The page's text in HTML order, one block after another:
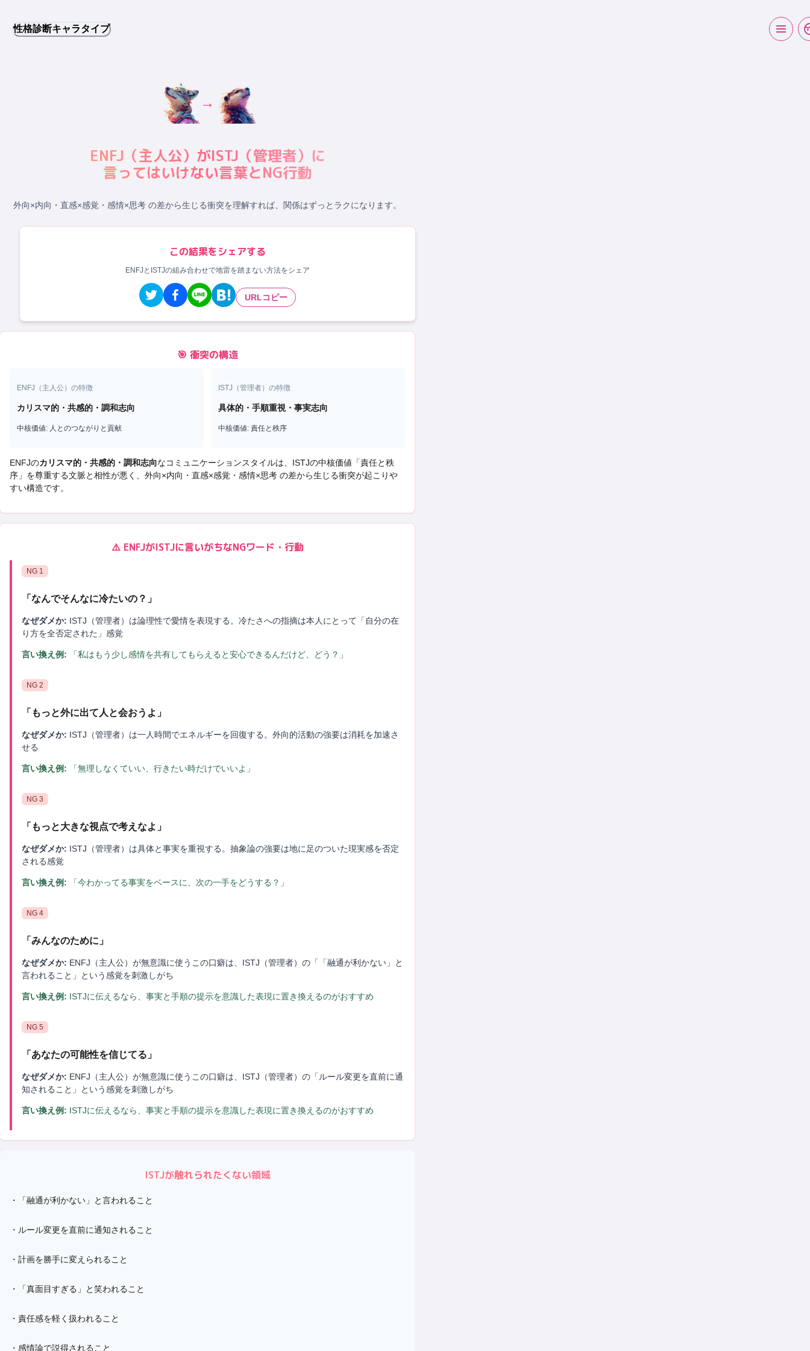
性格診断キャラタイプ
→
ENFJ （主人公）がISTJ （管理者）に
言ってはいけない言葉とNG行動
外向×内向・直感×感覚・感情×思考 の差から生じる衝突を理解すれば、関係はずっとラクになります。
この結果をシェアする
ENFJとISTJの組み合わせで地雷を踏まない方法をシェア
URLコピー
🎯 衝突の構造
ENFJ （ 主人公 ）の特徴
カリスマ的・共感的・調和志向
中核価値: 人とのつながりと貢献
ISTJ （管理者）の特徴
具体的・手順重視・事実志向
中核価値: 責任と秩序
ENFJのカリスマ的・共感的・調和志向なコミュニケーションスタイルは、 ISTJの中核価値「責任と秩
序 」を尊重する文脈と相性が悪く、 外向×内向・直感×感覚・感情×思考 の差から生じる衝突が起こりや
すい構造です。
⚠️ ENFJがISTJに言いがちなNGワード・行動
NG 1
「 なんでそんなに冷たいの？ 」
なぜダメか: ISTJ（管理者）は論理性で愛情を表現する。冷たさへの指摘は本人にとって「自分の在
り方を全否定された」感覚
言い換え例: 「私はもう少し感情を共有してもらえると安心できるんだけど、どう？」
NG 2
「 もっと外に出て人と会おうよ 」
なぜダメか: ISTJ（管理者）は一人時間でエネルギーを回復する。外向的活動の強要は消耗を加速さ
せる
言い換え例: 「無理しなくていい、行きたい時だけでいいよ」
NG 3
「 もっと大きな視点で考えなよ 」
なぜダメか: ISTJ（管理者）は具体と事実を重視する。抽象論の強要は地に足のついた現実感を否定
される感覚
言い換え例: 「今わかってる事実をベースに、次の一手をどうする？」
NG 4
「 みんなのために 」
なぜダメか: ENFJ（主人公）が無意識に使うこの口癖は、ISTJ（管理者）の「「融通が利かない」と
言われること」という感覚を刺激しがち
言い換え例: ISTJに伝えるなら、事実と手順の提示を意識した表現に置き換えるのがおすすめ
NG 5
「 あなたの可能性を信じてる 」
なぜダメか: ENFJ（主人公）が無意識に使うこの口癖は、ISTJ（管理者）の「ルール変更を直前に通
知されること」という感覚を刺激しがち
言い換え例: ISTJに伝えるなら、事実と手順の提示を意識した表現に置き換えるのがおすすめ
ISTJが触れられたくない領域
・ 「融通が利かない」と言われること
・ ルール変更を直前に通知されること
・ 計画を勝手に変えられること
・ 「真面目すぎる」と笑われること
・ 責任感を軽く扱われること
・ 感情論で説得されること